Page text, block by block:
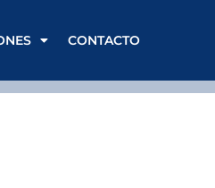
CONTACTO